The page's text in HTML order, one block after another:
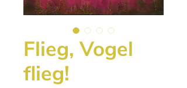
Flieg, Vogel
flieg!